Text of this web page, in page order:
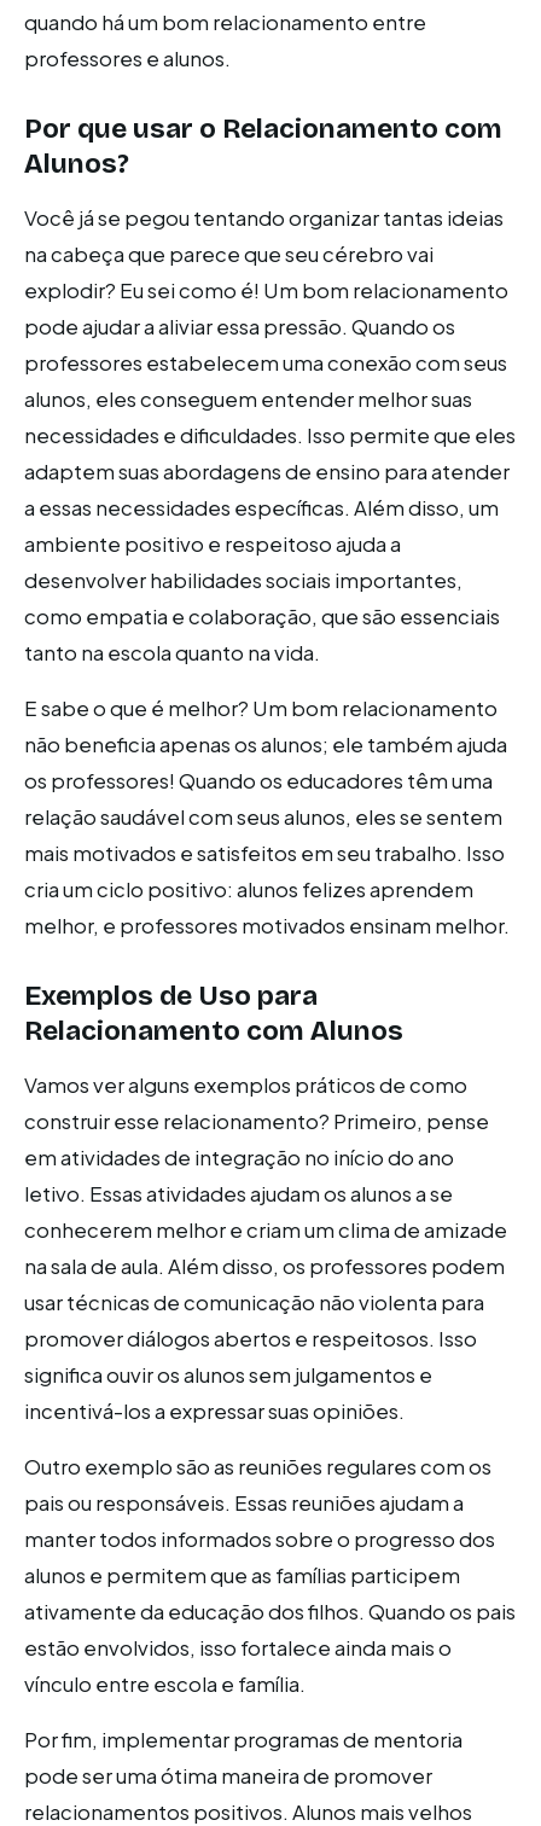
quando há um bom relacionamento entre
professores e alunos.
Por que usar o Relacionamento com
Alunos?
Você já se pegou tentando organizar tantas ideias
na cabeça que parece que seu cérebro vai
explodir? Eu sei como é! Um bom relacionamento
pode ajudar a aliviar essa pressão. Quando os
professores estabelecem uma conexão com seus
alunos, eles conseguem entender melhor suas
necessidades e dificuldades. Isso permite que eles
adaptem suas abordagens de ensino para atender
a essas necessidades específicas. Além disso, um
ambiente positivo e respeitoso ajuda a
desenvolver habilidades sociais importantes,
como empatia e colaboração, que são essenciais
tanto na escola quanto na vida.
E sabe o que é melhor? Um bom relacionamento
não beneficia apenas os alunos; ele também ajuda
os professores! Quando os educadores têm uma
relação saudável com seus alunos, eles se sentem
mais motivados e satisfeitos em seu trabalho. Isso
cria um ciclo positivo: alunos felizes aprendem
melhor, e professores motivados ensinam melhor.
Exemplos de Uso para
Relacionamento com Alunos
Vamos ver alguns exemplos práticos de como
construir esse relacionamento? Primeiro, pense
em atividades de integração no início do ano
letivo. Essas atividades ajudam os alunos a se
conhecerem melhor e criam um clima de amizade
na sala de aula. Além disso, os professores podem
usar técnicas de comunicação não violenta para
promover diálogos abertos e respeitosos. Isso
significa ouvir os alunos sem julgamentos e
incentivá-los a expressar suas opiniões.
Outro exemplo são as reuniões regulares com os
pais ou responsáveis. Essas reuniões ajudam a
manter todos informados sobre o progresso dos
alunos e permitem que as famílias participem
ativamente da educação dos filhos. Quando os pais
estão envolvidos, isso fortalece ainda mais o
vínculo entre escola e família.
Por fim, implementar programas de mentoria
pode ser uma ótima maneira de promover
relacionamentos positivos. Alunos mais velhos